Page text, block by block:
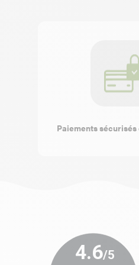
Paiements sécurisés